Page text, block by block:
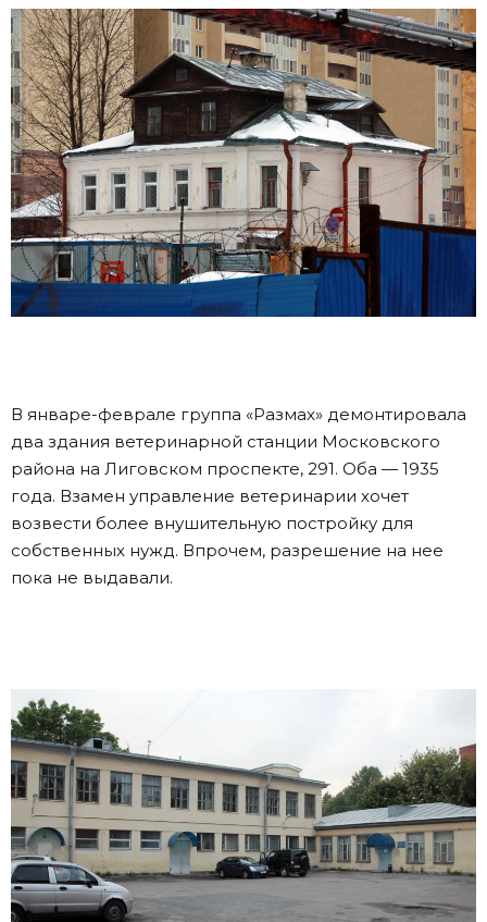
В январе-феврале группа «Размах» демонтировала
два здания ветеринарной станции Московского
района на Лиговском проспекте, 291. Оба — 1935
года. Взамен управление ветеринарии хочет
возвести более внушительную постройку для
собственных нужд. Впрочем, разрешение на нее
пока не выдавали.